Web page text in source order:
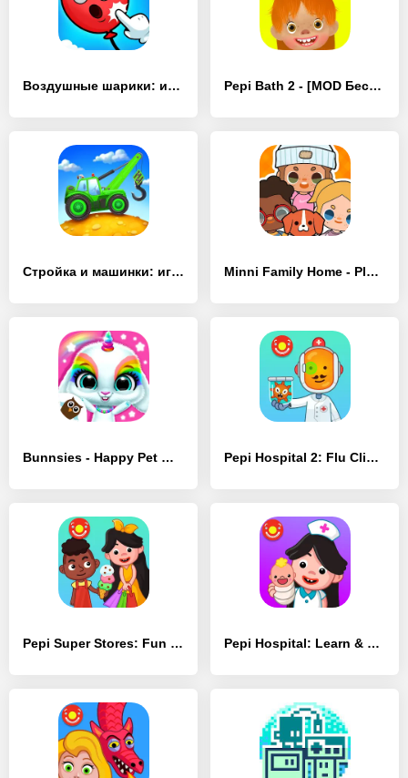
Воздушные шарики: игры малышей - [MOD Много денег] Pepi Bath 2 - [MOD Бесконечные деньги]
Стройка и машинки: игры детям - [MOD Много денег] Minni Family Home - Play House - [MOD Много монет]
Bunnsies - Happy Pet World - [MOD Много монет] Pepi Hospital 2: Flu Clinic - [MOD Много денег]
Pepi Super Stores: Fun & Games - [MOD Много денег] Pepi Hospital: Learn & Care - [MOD Много монет]